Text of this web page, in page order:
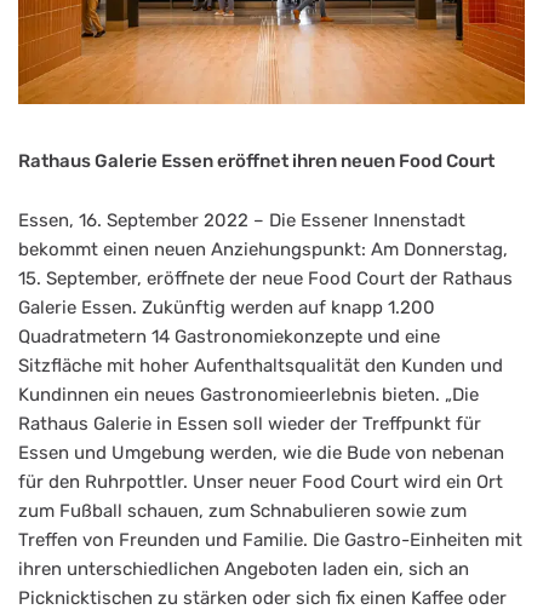
Rathaus Galerie Essen eröffnet ihren neuen Food Court
Essen, 16. September 2022 – Die Essener Innenstadt
bekommt einen neuen Anziehungspunkt: Am Donnerstag,
15. September, eröffnete der neue Food Court der Rathaus
Galerie Essen. Zukünftig werden auf knapp 1.200
Quadratmetern 14 Gastronomiekonzepte und eine
Sitzfläche mit hoher Aufenthaltsqualität den Kunden und
Kundinnen ein neues Gastronomieerlebnis bieten. „Die
Rathaus Galerie in Essen soll wieder der Treffpunkt für
Essen und Umgebung werden, wie die Bude von nebenan
für den Ruhrpottler. Unser neuer Food Court wird ein Ort
zum Fußball schauen, zum Schnabulieren sowie zum
Treffen von Freunden und Familie. Die Gastro-Einheiten mit
ihren unterschiedlichen Angeboten laden ein, sich an
Picknicktischen zu stärken oder sich fix einen Kaffee oder